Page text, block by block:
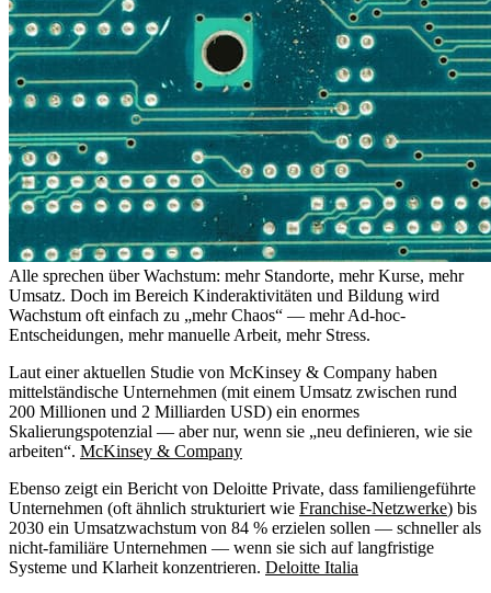
Alle sprechen über Wachstum: mehr Standorte, mehr Kurse, mehr
Umsatz. Doch im Bereich Kinderaktivitäten und Bildung wird
Wachstum oft einfach zu „mehr Chaos“ — mehr Ad-hoc-
Entscheidungen, mehr manuelle Arbeit, mehr Stress.
Laut einer aktuellen Studie von McKinsey & Company haben
mittelständische Unternehmen (mit einem Umsatz zwischen rund
200 Millionen und 2 Milliarden USD) ein enormes
Skalierungspotenzial — aber nur, wenn sie „neu definieren, wie sie
arbeiten“. McKinsey & Company
Ebenso zeigt ein Bericht von Deloitte Private, dass familiengeführte
Unternehmen (oft ähnlich strukturiert wie Franchise-Netzwerke) bis
2030 ein Umsatzwachstum von 84 % erzielen sollen — schneller als
nicht-familiäre Unternehmen — wenn sie sich auf langfristige
Systeme und Klarheit konzentrieren. Deloitte Italia